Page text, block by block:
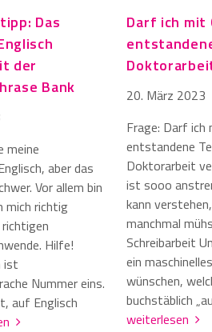
Das
der
Bank
meine
aber das
Vor allem bin
mich richtig
Hilfe!
ist
Nummer eins.
auf Englisch
Darf ich mit
20. März 2023
Frage: Darf ich
entstandene
Doktorarbeit
ist sooo
kann
manchmal
Schreibarbeit
ein
wünschen,
buchstäblich
weiterlesen